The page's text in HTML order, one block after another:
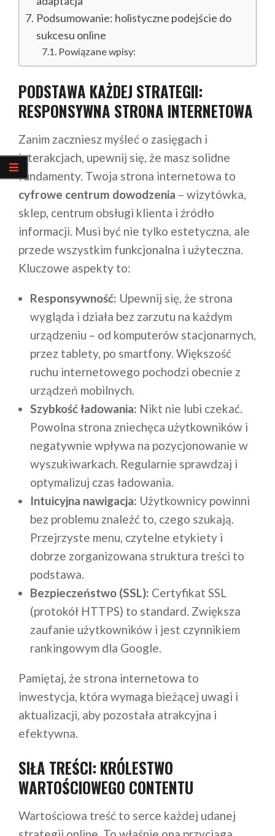
Podsumowanie: holistyczne podejście do
sukcesu online
Powiązane wpisy:
PODSTAWA KAŻDEJ STRATEGII:
RESPONSYWNA STRONA INTERNETOWA
Zanim zaczniesz myśleć o zasięgach i
interakcjach, upewnij się, że masz solidne
fundamenty. Twoja strona internetowa to
cyfrowe centrum dowodzenia – wizytówka,
sklep, centrum obsługi klienta i źródło
informacji. Musi być nie tylko estetyczna, ale
przede wszystkim funkcjonalna i użyteczna.
Kluczowe aspekty to:
Responsywność: Upewnij się, że strona
wygląda i działa bez zarzutu na każdym
urządzeniu – od komputerów stacjonarnych,
przez tablety, po smartfony. Większość
ruchu internetowego pochodzi obecnie z
urządzeń mobilnych.
Szybkość ładowania: Nikt nie lubi czekać.
Powolna strona zniechęca użytkowników i
negatywnie wpływa na pozycjonowanie w
wyszukiwarkach. Regularnie sprawdzaj i
optymalizuj czas ładowania.
Intuicyjna nawigacja: Użytkownicy powinni
bez problemu znaleźć to, czego szukają.
Przejrzyste menu, czytelne etykiety i
dobrze zorganizowana struktura treści to
podstawa.
Bezpieczeństwo (SSL): Certyfikat SSL
(protokół HTTPS) to standard. Zwiększa
zaufanie użytkowników i jest czynnikiem
rankingowym dla Google.
Pamiętaj, że strona internetowa to
inwestycja, która wymaga bieżącej uwagi i
aktualizacji, aby pozostała atrakcyjna i
efektywna.
SIŁA TREŚCI: KRÓLESTWO
WARTOŚCIOWEGO CONTENTU
Wartościowa treść to serce każdej udanej